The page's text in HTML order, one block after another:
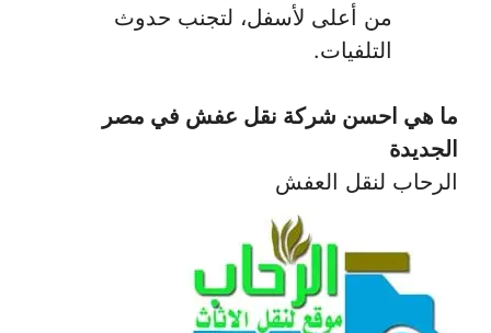
من أعلى لأسفل، لتجنب حدوث
التلفيات.
ما هي احسن شركة نقل عفش في مصر
الجديدة
الرحاب لنقل العفش